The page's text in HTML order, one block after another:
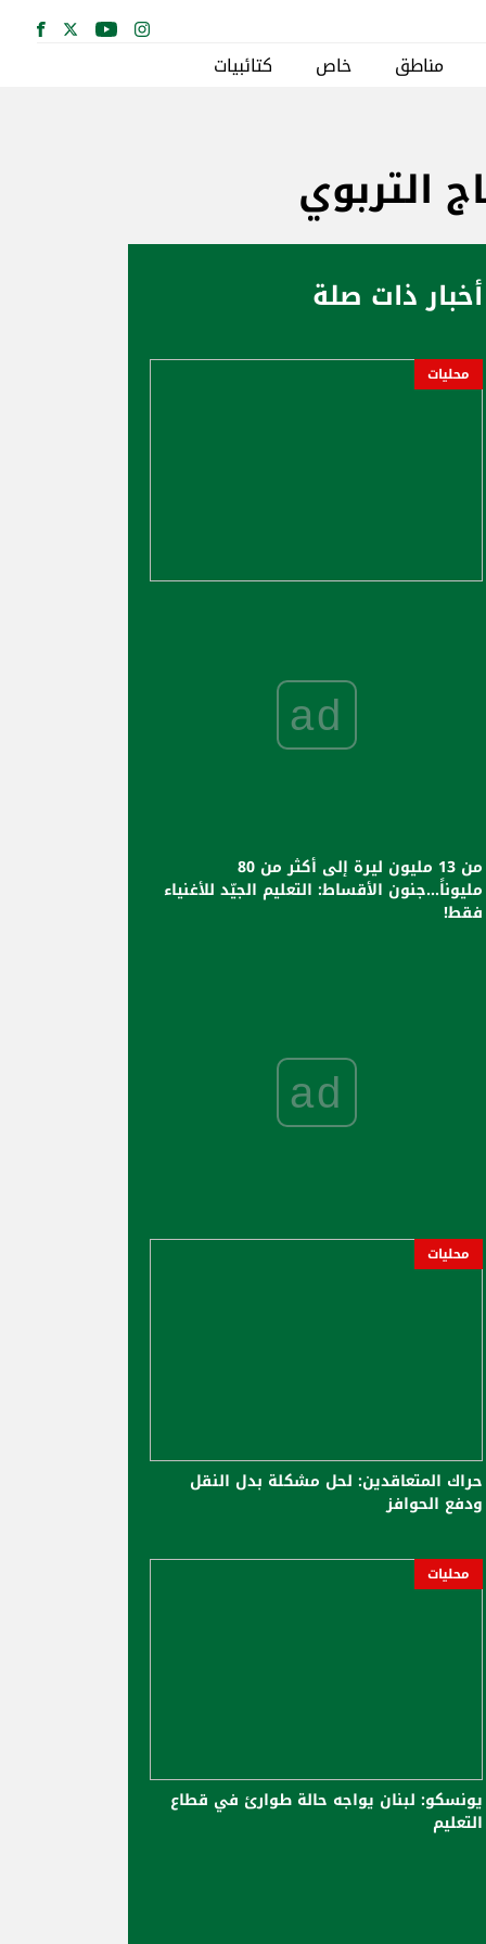
مناطق خاص كتائبيات
التربوي
أخبار ذات صلة
محليات
ad
من 13 مليون ليرة إلى أكثر من 80
مليوناً...جنون الأقساط: التعليم الجيّد للأغنياء
فقط!
ad
محليات
حراك المتعاقدين: لحل مشكلة بدل النقل
ودفع الحوافز
محليات
يونسكو: لبنان يواجه حالة طوارئ في قطاع
التعليم